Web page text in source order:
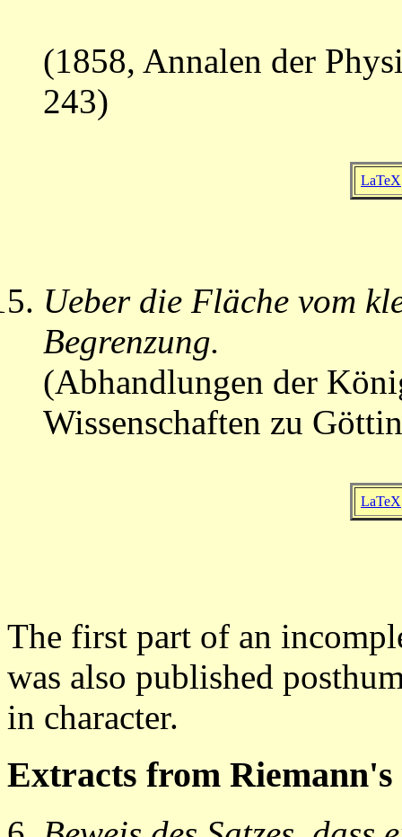
(1858, Annalen der
243)
LaTeX
Ueber die Fläche vom
Begrenzung.
(Abhandlungen der
Wissenschaften zu
LaTeX
The first part of an
was also published
in character.
Extracts from Riemann's